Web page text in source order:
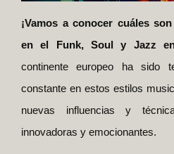
¡Vamos a conocer cuáles
en el Funk, Soul y Jazz
continente europeo ha sido
constante en estos estilos
nuevas influencias y
innovadoras y emocionantes.